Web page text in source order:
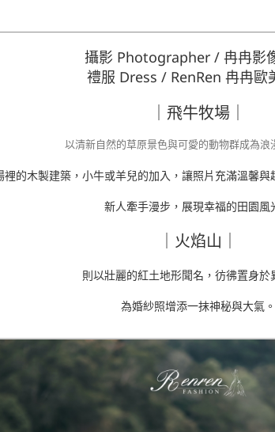
攝影 Photographer / 冉冉影
禮服 Dress / RenRen 冉冉歐
｜飛牛牧場｜
以清新自然的草原景色與可愛的動物群成為浪
裡的木製建築，小牛或羊兒的加入，讓照片充滿溫馨與
新人牽手漫步，展現幸福的田園風
｜火焰山｜
則以壯麗的紅土地形聞名，彷彿置身於
為婚紗照增添一抹神秘與大氣。